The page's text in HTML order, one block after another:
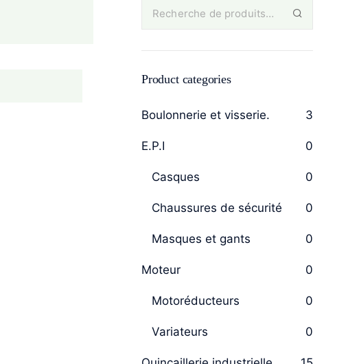
Product categories
Boulonnerie et visserie. 3
E.P.I 0
Casques 0
Chaussures de sécurité 0
Masques et gants 0
Moteur 0
Motoréducteurs 0
Variateurs 0